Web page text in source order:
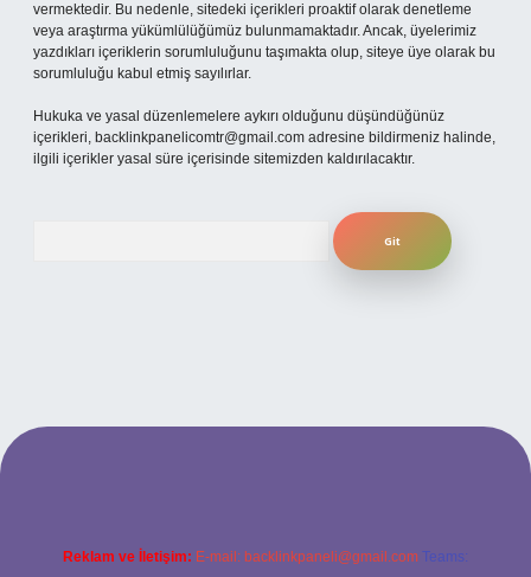
vermektedir. Bu nedenle, sitedeki içerikleri proaktif olarak denetleme
veya araştırma yükümlülüğümüz bulunmamaktadır. Ancak, üyelerimiz
yazdıkları içeriklerin sorumluluğunu taşımakta olup, siteye üye olarak bu
sorumluluğu kabul etmiş sayılırlar.
Hukuka ve yasal düzenlemelere aykırı olduğunu düşündüğünüz
içerikleri, backlinkpanelicomtr@gmail.com adresine bildirmeniz halinde,
ilgili içerikler yasal süre içerisinde sitemizden kaldırılacaktır.
giriş
Reklam ve İletişim: E-mail: backlinkpaneli@gmail.com Teams: